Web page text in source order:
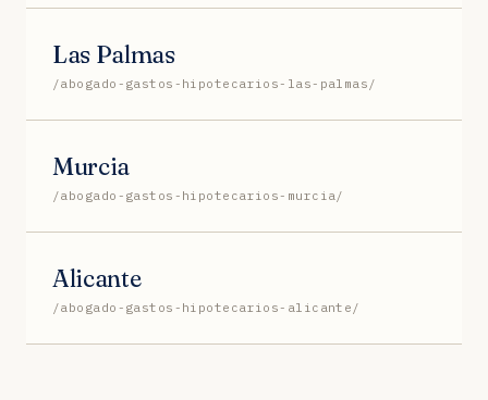
Las Palmas
/abogado-gastos-hipotecarios-las-palmas/
Murcia
/abogado-gastos-hipotecarios-murcia/
Alicante
/abogado-gastos-hipotecarios-alicante/